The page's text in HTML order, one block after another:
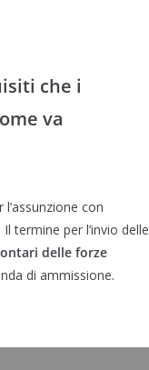
che i
va
con
termine per l’invio delle
delle forze
di ammissione.